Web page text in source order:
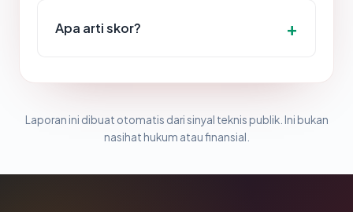
Apa arti skor?
Laporan ini dibuat otomatis dari sinyal teknis publik. Ini bukan
nasihat hukum atau finansial.